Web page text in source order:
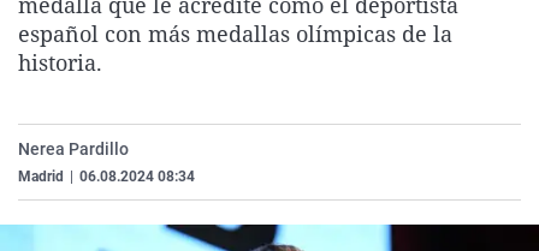
La rosa de los vientos
Caso
Extremadura
Virales
español con más medallas olímpicas de la
historia.
Nerea Pardillo
Madrid 06.08.2024 08:34